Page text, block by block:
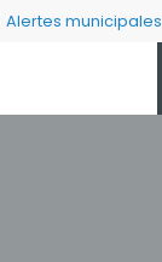
Alertes municipales